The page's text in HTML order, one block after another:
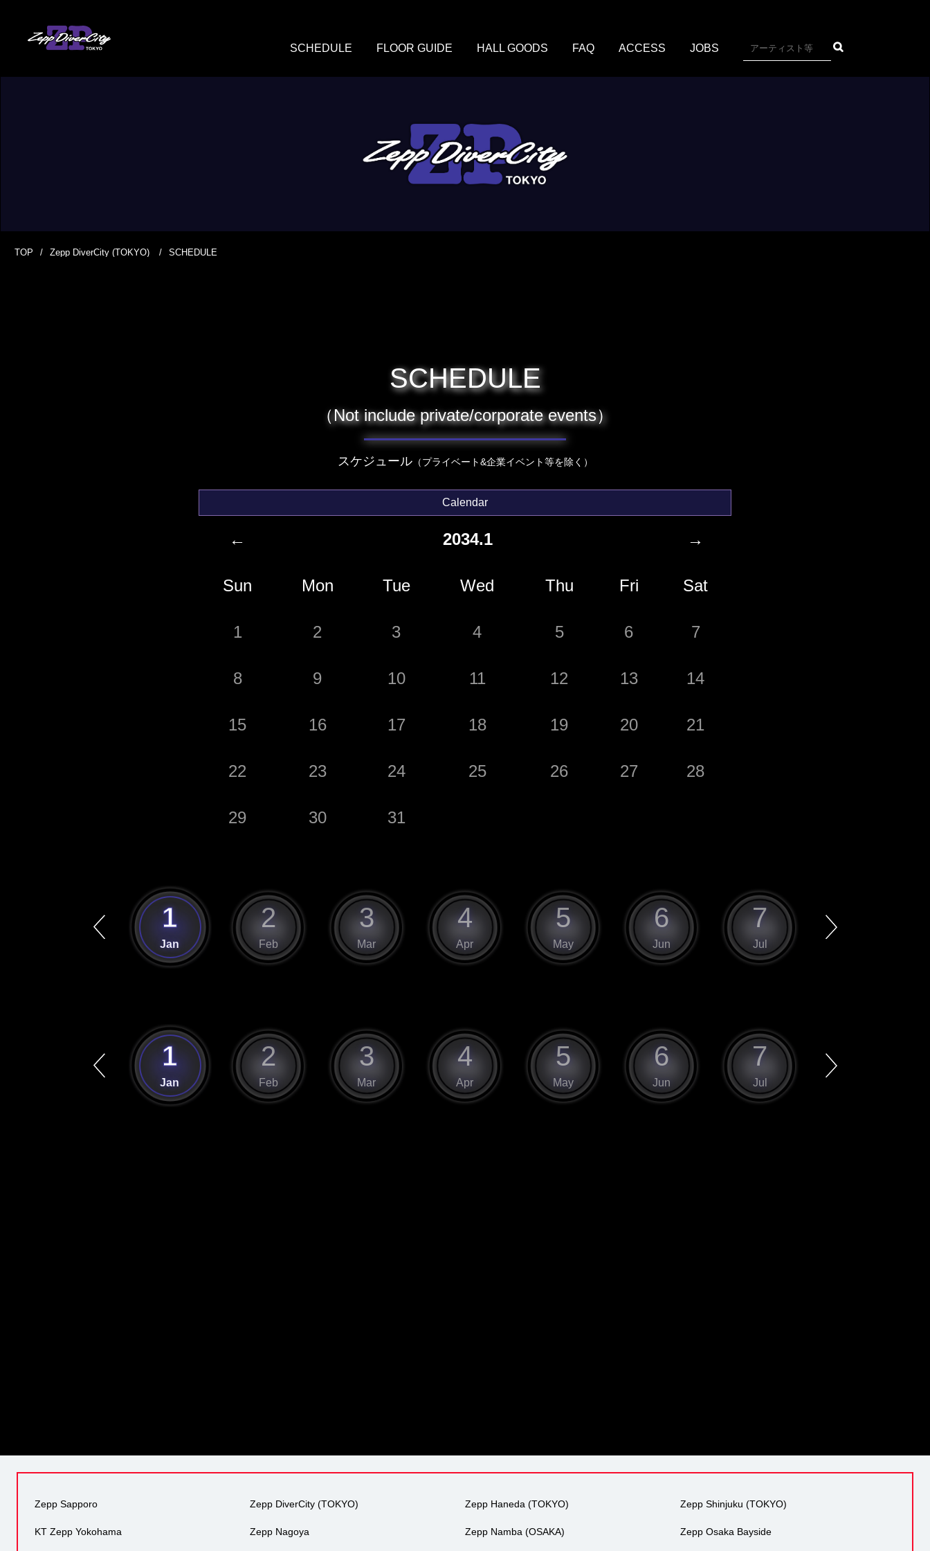
SCHEDULE FLOOR GUIDE HALL GOODS FAQ ACCESS JOBS
TOP Zepp DiverCity (TOKYO) SCHEDULE
SCHEDULE
（Not include private/corporate events）
スケジュール（プライベート&企業イベント等を除く）
Calendar
← 2034.1 →
Sun Mon Tue Wed Thu Fri Sat
1 2 3 4 5 6 7
8 9 10 11 12 13 14
15 16 17 18 19 20 21
22 23 24 25 26 27 28
29 30 31
1
Jan
2
Feb
3
Mar
4
Apr
5
May
6
Jun
7
Jul
1
Jan
2
Feb
3
Mar
4
Apr
5
May
6
Jun
7
Jul
Zepp Sapporo Zepp DiverCity (TOKYO) Zepp Haneda (TOKYO) Zepp Shinjuku (TOKYO)
KT Zepp Yokohama Zepp Nagoya Zepp Namba (OSAKA) Zepp Osaka Bayside